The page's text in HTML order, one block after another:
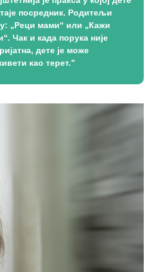
посредник. Родитељи
„Реци мами“ или „Кажи
Чак и када порука није
дете је може
као терет.”